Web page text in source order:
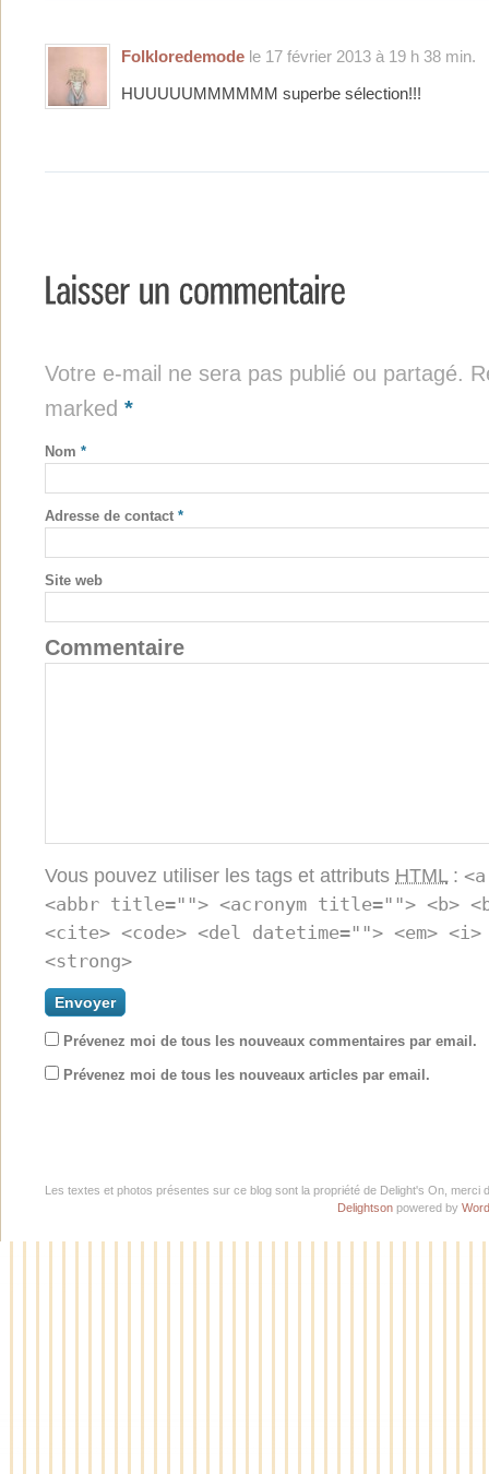
Folkloredemode le 17 février 2013 à 19 h 38 min.
HUUUUUMMMMMM superbe sélection!!!
Votre e-mail ne sera pas publié ou partagé.
marked *
Nom *
Adresse de contact *
Site web
Commentaire
Vous pouvez utiliser les tags et attributs HTML:
<abbr title=""> <acronym title=""> <b>
<cite> <code> <del datetime=""> <em>
<strong>
Prévenez moi de tous les nouveaux commentaires par email.
Prévenez moi de tous les nouveaux articles par email.
Les textes et photos présentes sur ce blog sont la propriété de Delight's On,
Delightson powered by